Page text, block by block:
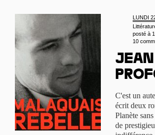
LUNDI
posté à
10
C'est un
écrit deux
Planète
de